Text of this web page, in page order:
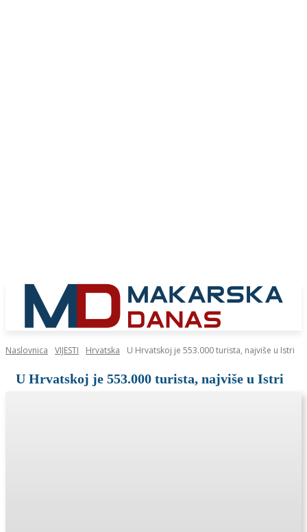
Naslovnica VIJESTI Hrvatska U Hrvatskoj je 553.000 turista, najviše u Istri
U Hrvatskoj je 553.000 turista, najviše u Istri